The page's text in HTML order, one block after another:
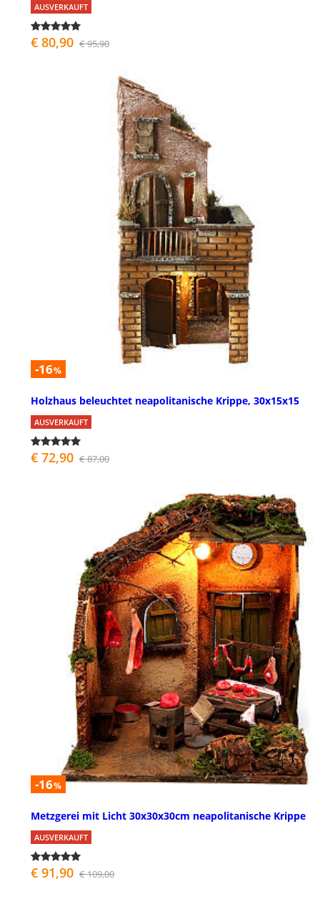
AUSVERKAUFT
€ 80,90 € 95,90
-16%
Holzhaus beleuchtet neapolitanische Krippe, 30x15x15
AUSVERKAUFT
€ 72,90 € 87,00
-16%
Metzgerei mit Licht 30x30x30cm neapolitanische Krippe
AUSVERKAUFT
€ 91,90 € 109,00